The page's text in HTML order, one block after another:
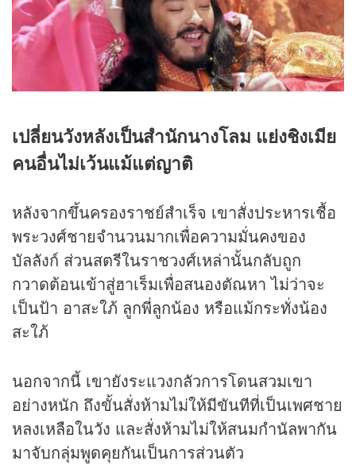
เปลี่ยนวังหลังเป็นสำนักนางโลม แย่งชิงเมีย
คนอื่นไม่เว้นแม้แต่ญาติ
หลังจากขึ้นครองราชย์สำเร็จ เขาสั่งประหารเชื้อ
พระวงศ์ชายจำนวนมากเพื่อความมั่นคงของ
บัลลังก์ ส่วนสตรีในราชวงศ์เหล่านั้นกลับถูก
กวาดต้อนเข้าสู่ฮาเร็มเพื่อสนองตัณหา ไม่ว่าจะ
เป็นป้า อาสะใภ้ ลูกพี่ลูกน้อง หรือแม้กระทั่งน้อง
สะใภ้
นอกจากนี้ เขายังระแวงกลัวการโดนสวมเขา
อย่างหนัก ถึงขั้นสั่งห้ามไม่ให้มีขันทีที่เป็นเพศชาย
หลงเหลือในวัง และสั่งห้ามไม่ให้สนมกำนัลพากัน
มาจับกลุ่มพูดคุยกันเป็นการส่วนตัว